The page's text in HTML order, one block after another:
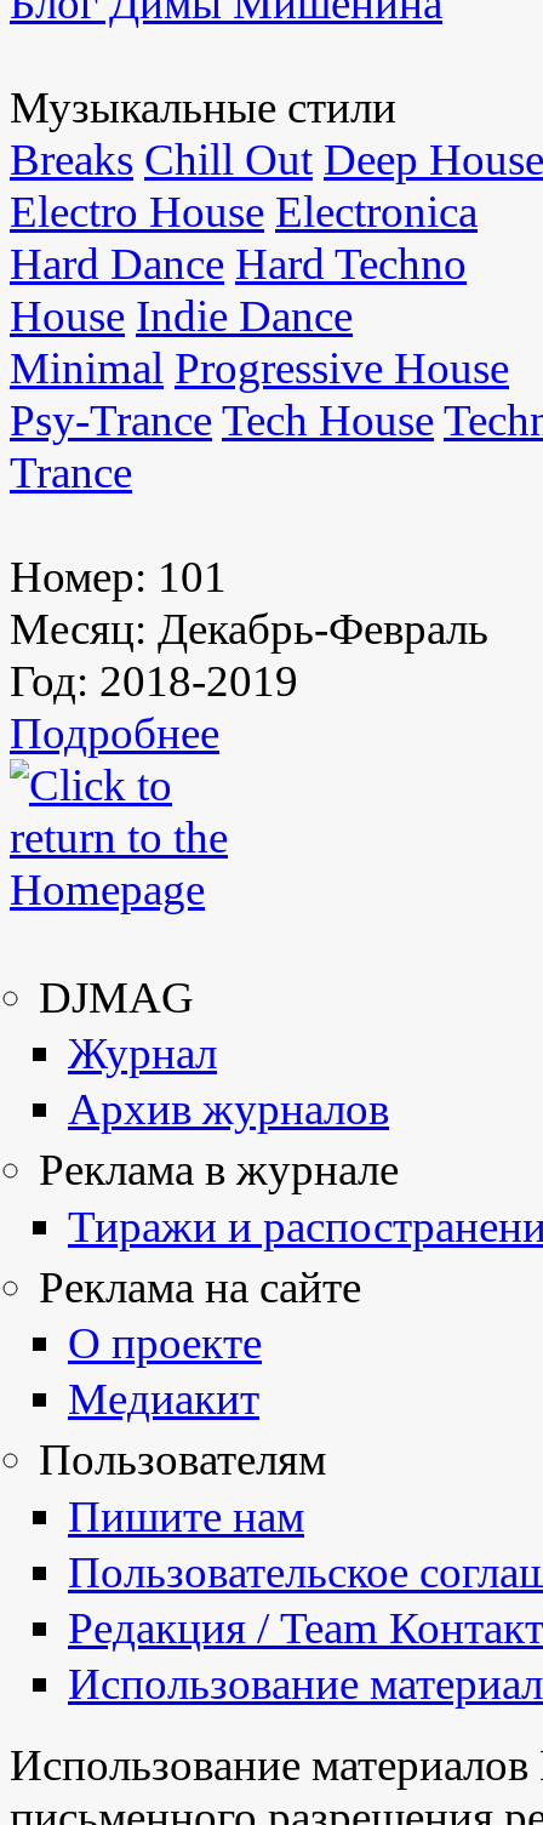
Музыкальные стили
Breaks Chill Out Deep House
Electro House Electronica
Hard Dance Hard Techno
House Indie Dance
Minimal Progressive House
Psy-TranceTech House
Trance
Номер: 101
Месяц: Декабрь-Февраль
Год: 2018-2019
Подробнее
DJMAG
Журнал
Архив журналов
Реклама в журнале
Тиражи и
Реклама на сайте
О проекте
Медиакит
Пользователям
Пишите нам
Пользовательское
Редакция / Team
Использование
Использование